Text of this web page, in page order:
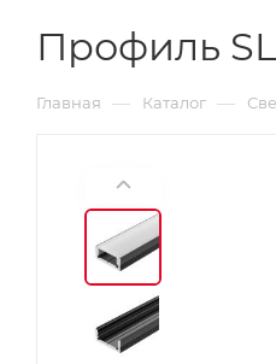
Профиль
Главная — Каталог —